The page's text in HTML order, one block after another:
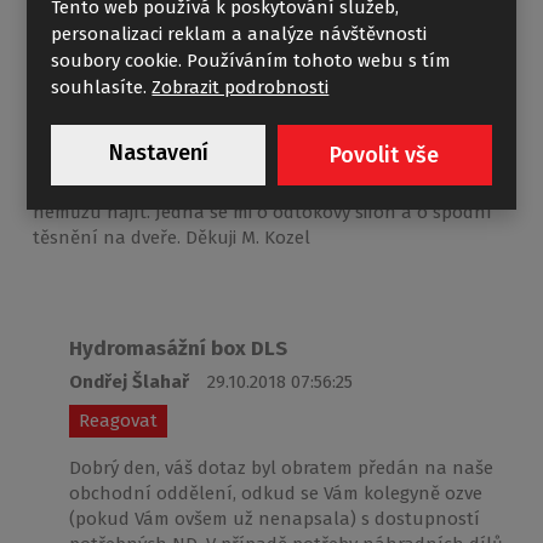
hydromasážní box DLS
Miloslav Kozel
24.10.2018 16:20:06
Dobrý den, chtěl bych se zeptat, zda je u vás možné
sehnat 2 náhradní díly na tento box - v eshopu je
nemůžu najít. Jedná se mi o odtokový sifon a o spodní
těsnění na dveře. Děkuji M. Kozel
Hydromasážní box DLS
Ondřej Šlahař
29.10.2018 07:56:25
Reagovat
Dobrý den, váš dotaz byl obratem předán na naše
obchodní oddělení, odkud se Vám kolegyně ozve
(pokud Vám ovšem už nenapsala) s dostupností
Tento web používá k poskytování služeb,
personalizaci reklam a analýze návštěvnosti
soubory cookie. Používáním tohoto webu s tím
souhlasíte.Zobrazit podrobnosti
Nastavení Povolit vše